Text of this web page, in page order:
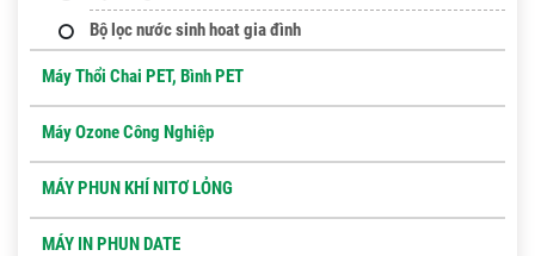
Bộ lọc nước sinh hoat gia đình
Máy Thổi Chai PET, Bình PET
Máy Ozone Công Nghiệp
MÁY PHUN KHÍ NITƠ LỎNG
MÁY IN PHUN DATE